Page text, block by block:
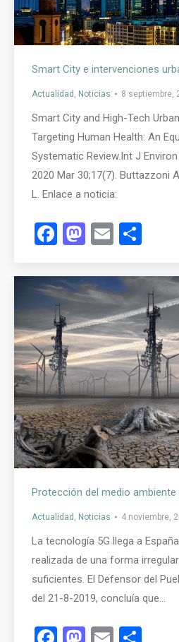
Actualidad Noticias 8 septiembre,
Smart City and High-Tech
Targeting Human Health: An
Systematic Review.Int J Environ
2020 Mar 30;17(7). Buttazzoni
L. Enlace a noticia:
Facebook
Mastodon
Email
Actualidad Noticias 4 noviembre,
La tecnología 5G llega a
realizada de una forma
suficientes. El Defensor del
del 21-8-2019, concluía que…